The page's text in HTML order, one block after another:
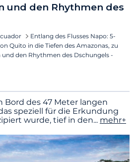
und den Rhythmen des
Entlang des Flusses Napo: 5-
Quito in die Tiefen des Amazonas, zu
den Rhythmen des Dschungels -
Bord des 47 Meter langen
speziell für die Erkundung
wurde, tief in den... mehr+